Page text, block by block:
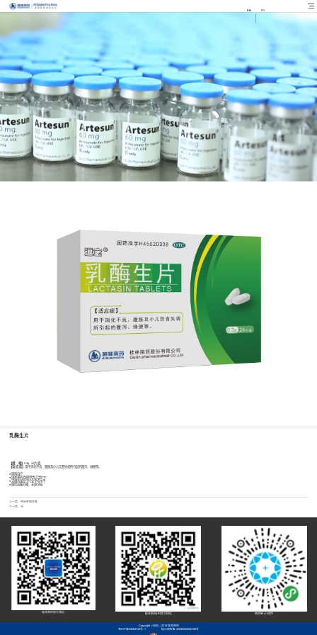
EN FR
乳酶生片
【规 格】
0.3g 24片/盒
【适 应 症】
用于消化不良、腹胀及小儿饮食失调所引起的腹泻、绿便等。
● 原料自产
● 国家基药/医保甲类/乙类OTC
● 活菌含量高于行业平均水平
● 储存运输方便、无需冷链
上一篇：神曲胃痛胶囊
下一篇：无
桂林南药官方微信
桂林南药HR官方微信 南药智+小程序
Copyright ©2005 - 2013 桂林南药
粤ICP备09063742号-1
桂公网安备 45030502000182号